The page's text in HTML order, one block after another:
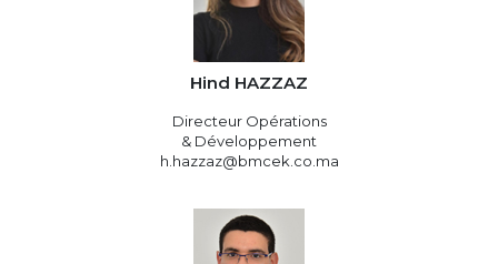
Hind HAZZAZ
Directeur Opérations
& Développement
h.hazzaz@bmcek.co.ma